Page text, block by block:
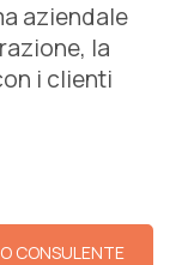
aziendale
la
i clienti
CONSULENTE